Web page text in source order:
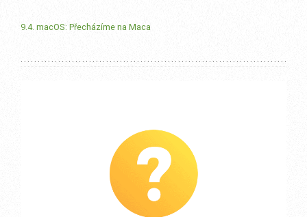
9.4. macOS: Přecházíme na Maca